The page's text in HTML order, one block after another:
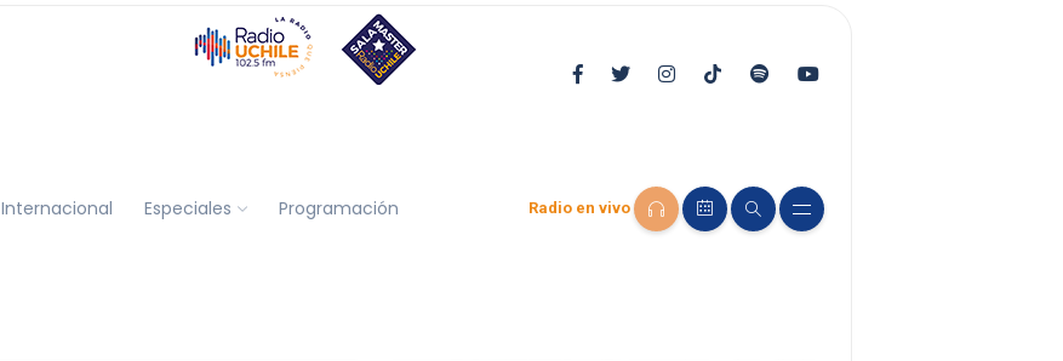
Internacional Especiales Programación Radio en vivo